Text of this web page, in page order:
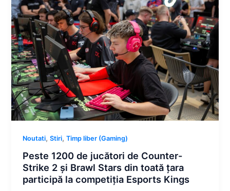
Noutati,Stiri,Timp liber (Gaming)
Peste 1200 de jucători de Counter-
Strike 2 și Brawl Stars din toată țara
participă la competiția Esports Kings